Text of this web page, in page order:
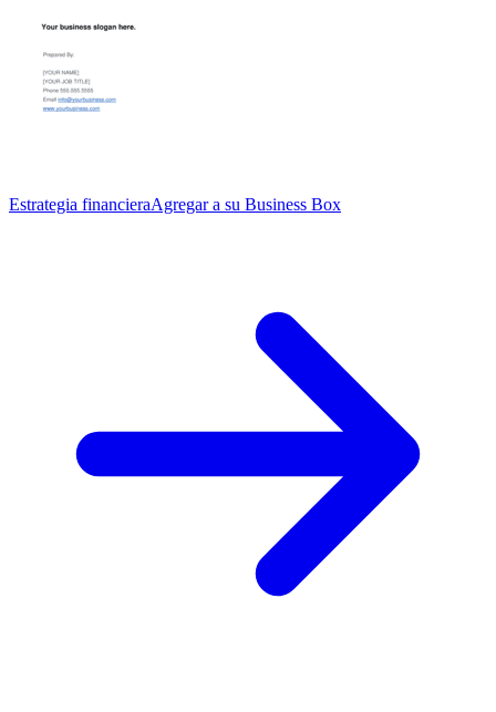
Estrategia financieraAgregar a su Business Box